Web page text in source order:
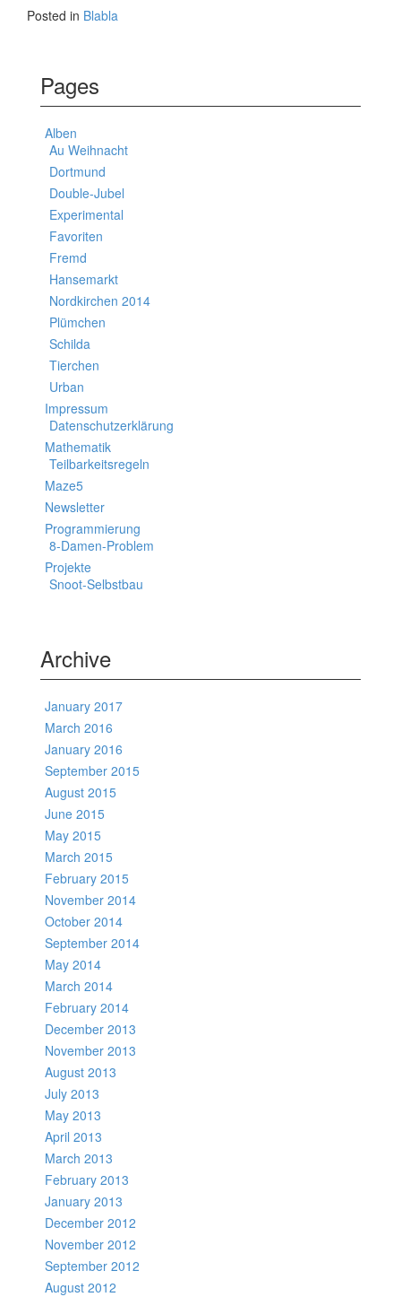
Posted in Blabla
Pages
Alben
Au Weihnacht
Dortmund
Double-Jubel
Experimental
Favoriten
Fremd
Hansemarkt
Nordkirchen 2014
Plümchen
Schilda
Tierchen
Urban
Impressum
Datenschutzerklärung
Mathematik
Teilbarkeitsregeln
Maze5
Newsletter
Programmierung
8-Damen-Problem
Projekte
Snoot-Selbstbau
Archive
January 2017
March 2016
January 2016
September 2015
August 2015
June 2015
May 2015
March 2015
February 2015
November 2014
October 2014
September 2014
May 2014
March 2014
February 2014
December 2013
November 2013
August 2013
July 2013
May 2013
April 2013
March 2013
February 2013
January 2013
December 2012
November 2012
September 2012
August 2012